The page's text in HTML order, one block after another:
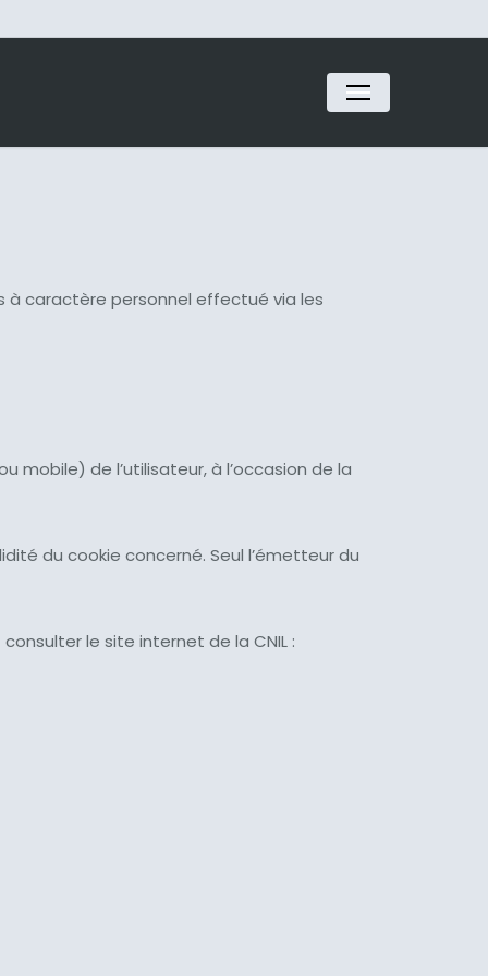
Menu
à caractère personnel effectué via les
de l’utilisateur, à l’occasion de la
du cookie concerné. Seul l’émetteur du
le site internet de la CNIL :